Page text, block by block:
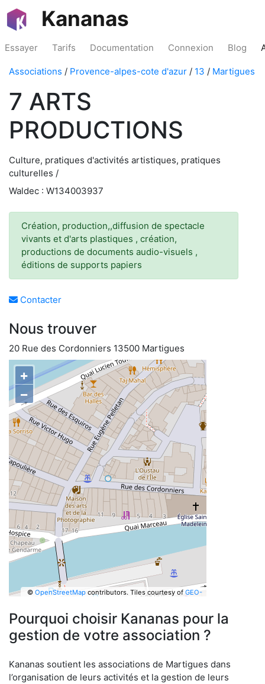
Kananas
Essayer Tarifs Documentation Connexion Blog
Associations / Provence-alpes-cote d'azur / 13 / Martigues
7 ARTS
PRODUCTIONS
Culture, pratiques d'activités artistiques, pratiques
culturelles /
Waldec : W134003937
Création, production,,diffusion de spectacle
vivants et d'arts plastiques , création,
productions de documents audio-visuels ,
éditions de supports papiers
Contacter
Nous trouver
20 Rue des Cordonniers 13500 Martigues
+
−
© OpenStreetMapcontributors. Tiles courtesy of GEO-
Pourquoi choisir Kananas pour la
gestion de votre association ?
Kananas soutient les associations de Martigues dans
l’organisation de leurs activités et la gestion de leurs